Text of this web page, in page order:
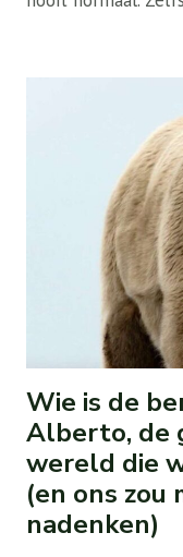
Wie is de
Alberto, de
wereld die
(en ons
nadenken)